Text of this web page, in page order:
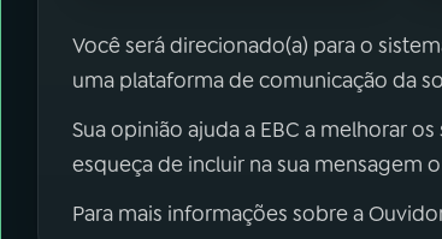
Você será direcionado(a) para o
uma plataforma de comunicação da
Sua opinião ajuda a EBC a melhorar
esqueça de incluir na sua mensagem
Para mais informações sobre a